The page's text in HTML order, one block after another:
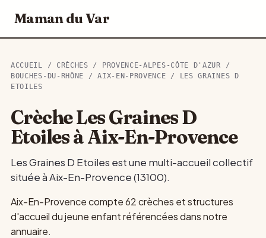
Maman du Var
ACCUEIL / CRÈCHES / PROVENCE-ALPES-CÔTE D'AZUR /
BOUCHES-DU-RHÔNE /AIX-EN-PROVENCE / LES GRAINES D
ETOILES
Crèche Les Graines D
Etoiles à Aix-En-Provence
Les Graines D Etoiles est une multi-accueil collectif
située à Aix-En-Provence (13100).
Aix-En-Provence compte 62 crèches et structures
d'accueil du jeune enfant référencées dans notre
annuaire.